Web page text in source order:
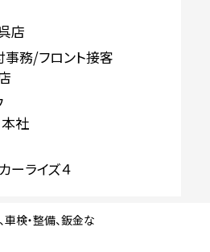
店
事務/フロント接客
社
ーライズ４
検・整備、鈑金な